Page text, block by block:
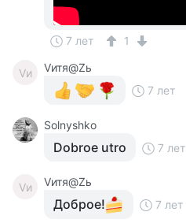
7 лет 1
Vи
Vитя@Zь
7 лет
Solnyshko
Dobroe utro 7 лет
Vи Vитя@Zь
Доброе! 7 лет